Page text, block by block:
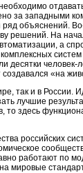
за западными
объяснений.
решений. На
а
десятки
создавался «на
так и в
лучшие
здесь
российских
работают по
мировые